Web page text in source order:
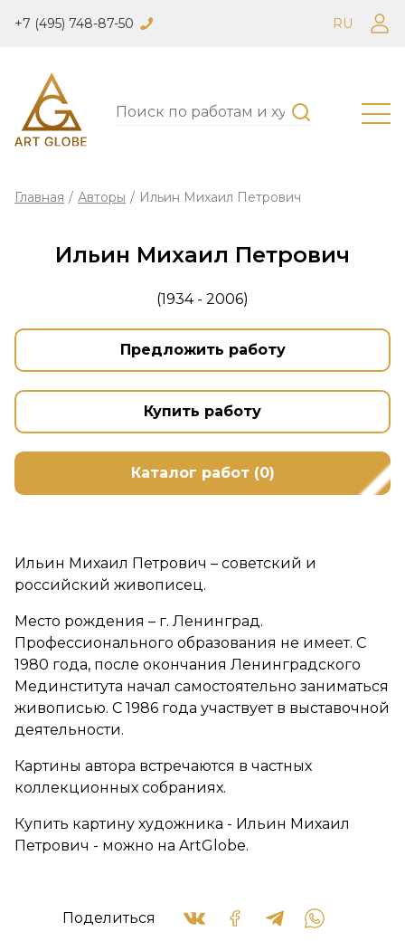
+7 (495) 748-87-50 RU
Главная / Авторы / Ильин Михаил Петрович
Ильин Михаил Петрович
(1934 - 2006)
Предложить работу
Купить работу
Каталог работ (0)
Ильин Михаил Петрович – советский и
российский живописец.
Место рождения – г. Ленинград.
Профессионального образования не имеет. С
1980 года, после окончания Ленинградского
Мединститута начал самостоятельно заниматься
живописью. С 1986 года участвует в выставочной
деятельности.
Картины автора встречаются в частных
коллекционных собраниях.
Купить картину художника - Ильин Михаил
Петрович - можно на ArtGlobe.
Поделиться